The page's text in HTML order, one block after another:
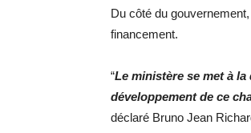
Du côté du
financement.
“Le ministère se met à
développement de ce
déclaré Bruno Jean